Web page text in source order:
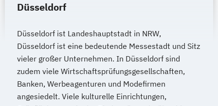
Düsseldorf
Düsseldorf ist Landeshauptstadt in NRW,
Düsseldorf ist eine bedeutende Messestadt und Sitz
vieler großer Unternehmen. In Düsseldorf sind
zudem viele Wirtschaftsprüfungsgesellschaften,
Banken, Werbeagenturen und Modefirmen
angesiedelt. Viele kulturelle Einrichtungen,